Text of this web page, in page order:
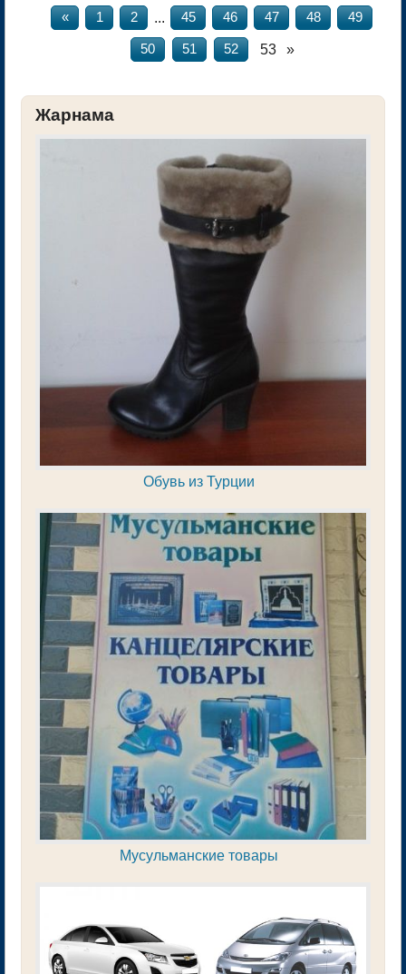
« 1 2 ... 45 46 47 48 49
50 51 52 53 »
Жарнама
Обувь из Турции
Мусульманские товары